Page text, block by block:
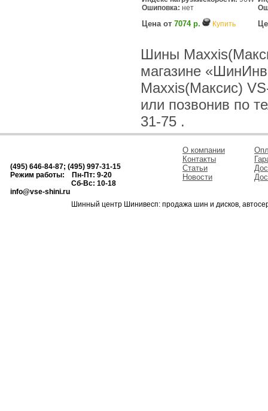
Ошиповка: нет
Цена от 7074 р. Купить
Шины
магазине
Maxxis(Максис)
или позвонив по
31-75 .
(495) 646-84-87; (495) 997-31-15
Режим работы: Пн-Пт: 9-20
Сб-Вс: 10-18
info@vse-shini.ru
О компании
Контакты
Статьи
Новости
Шинный центр Шинивесп: продажа шин и дисков,